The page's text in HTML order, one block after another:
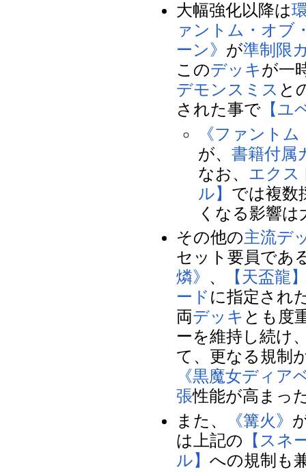
大幅強化以降は
ァントム・オブ
ーン》 が準制限
このデッキが一
デモンスミス と
された事で 【ユ
《ファント
が、書籍付属
なお、 エクス
ル】 では複数
くなる影響は
その他の主流デ
セット要員であ
燐》 、
【天盃龍
ード に指定され
両デッキ とも度
ーを維持し続け
て、更なる規制
《黒魔女ディア
張性能が高まっ
また、
《篝火》
は上記の 【スネ
ル】への規制も